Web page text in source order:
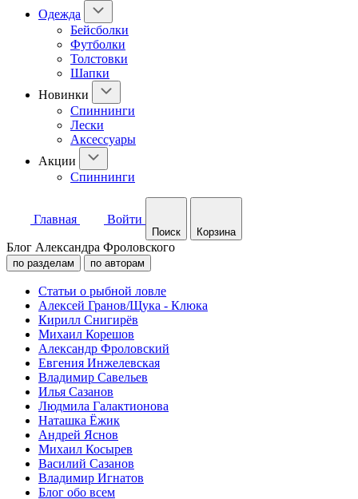
Одежда
Бейсболки
Футболки
Толстовки
Шапки
Новинки
Спиннинги
Лески
Аксессуары
Акции
Спиннинги
Главная Войти
Поиск Корзина
Блог Александра Фроловского
по разделам по авторам
Статьи о рыбной ловле
Алексей Гранов/Щука - Клюка
Кирилл Снигирёв
Михаил Корешов
Александр Фроловский
Евгения Инжелевская
Владимир Савельев
Илья Сазанов
Людмила Галактионова
Наташка Ёжик
Андрей Яснов
Михаил Косырев
Василий Сазанов
Владимир Игнатов
Блог обо всем